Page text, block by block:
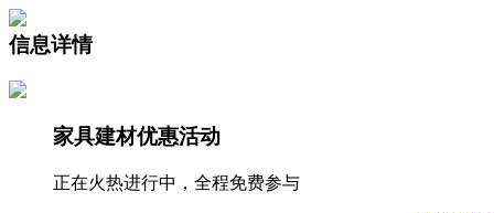
信息详情
家具建材优惠活动
正在火热进行中，全程免费参与